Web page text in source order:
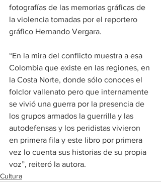
fotografías de las memorias gráficas de
la violencia tomadas por el reportero
gráfico Hernando Vergara.
“En la mira del conflicto muestra a esa
Colombia que existe en las regiones, en
la Costa Norte, donde sólo conoces el
folclor vallenato pero que internamente
se vivió una guerra por la presencia de
los grupos armados la guerrilla y las
autodefensas y los peridistas vivieron
en primera fila y este libro por primera
vez lo cuenta sus historias de su propia
voz”, reiteró la autora.
Cultura